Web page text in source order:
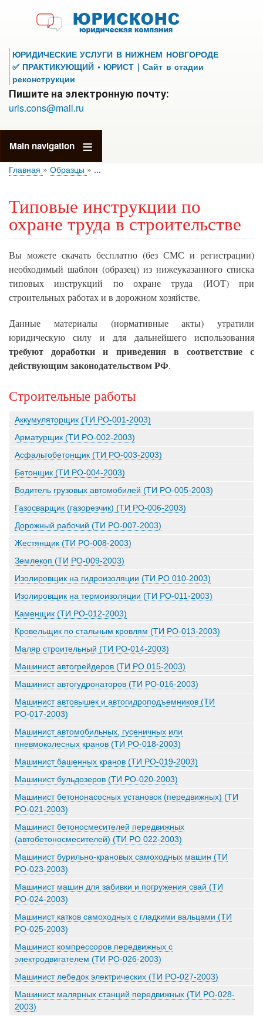
к
основному
содержанию
ЮРИДИЧЕСКИЕ УСЛУГИ В НИЖНЕМ НОВГОРОДЕ
✅ ПРАКТИКУЮЩИЙ • ЮРИСТ | Сайт в стадии
реконструкции
Пишите на электронную почту:
uris.cons@mail.ru
Main navigation
Главная Образцы ...
Типовые инструкции по
охране труда в строительстве
Вы можете скачать бесплатно (без СМС и регистрации)
необходимый шаблон (образец) из нижеуказанного списка
типовых инструкций по охране труда (ИОТ) при
строительных работах и в дорожном хозяйстве.
Данные материалы (нормативные акты) утратили
юридическую силу и для дальнейшего использования
требуют доработки и приведения в соответствие с
действующим законодательством РФ.
Строительные работы
Аккумуляторщик (ТИ РО-001-2003)
Арматурщик (ТИ РО-002-2003)
Асфальтобетонщик (ТИ РО-003-2003)
Бетонщик (ТИ РО-004-2003)
Водитель грузовых автомобилей (ТИ РО-005-2003)
Газосварщик (газорезчик) (ТИ РО-006-2003)
Дорожный рабочий (ТИ РО-007-2003)
Жестянщик (ТИ РО-008-2003)
Землекоп (ТИ РО-009-2003)
Изолировщик на гидроизоляции (ТИ РО 010-2003)
Изолировщик на термоизоляции (ТИ РО-011-2003)
Каменщик (ТИ РО-012-2003)
Кровельщик по стальным кровлям (ТИ РО-013-2003)
Маляр строительный (ТИ РО-014-2003)
Машинист автогрейдеров (ТИ РО 015-2003)
Машинист автогудронаторов (ТИ РО-016-2003)
Машинист автовышек и автогидроподъемников (ТИ
РО-017-2003)
Машинист автомобильных, гусеничных или
пневмоколесных кранов (ТИ РО-018-2003)
Машинист башенных кранов (ТИ РО-019-2003)
Машинист бульдозеров (ТИ РО-020-2003)
Машинист бетононасосных установок (передвижных) (ТИ
РО-021-2003)
Машинист бетоносмесителей передвижных
(автобетоносмесителей) (ТИ РО 022-2003)
Машинист бурильно-крановых самоходных машин (ТИ
РО-023-2003)
Машинист машин для забивки и погружения свай (ТИ
РО-024-2003)
Машинист катков самоходных с гладкими вальцами (ТИ
РО-025-2003)
Машинист компрессоров передвижных с
электродвигателем (ТИ РО-026-2003)
Машинист лебедок электрических (ТИ РО-027-2003)
Машинист малярных станций передвижных (ТИ РО-028-
2003)